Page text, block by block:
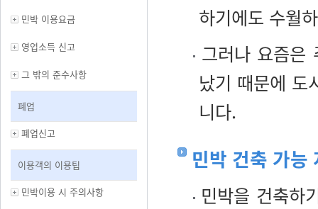
민박 이용요금
영업소득 신고
그 밖의 준수사항
폐업
폐업신고
이용객의 이용팁
민박이용 시 주의사항
하기에도 수월
그러나 요즘은
났기 때문에 도
니다.
민박 건축 가능
민박을 건축하